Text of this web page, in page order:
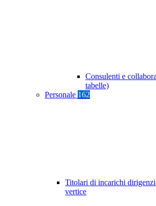
Consulenti e
tabelle)
Personale 162
Titolari di incarichi
vertice